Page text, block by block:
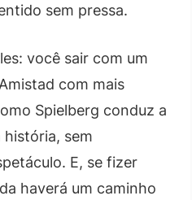
sem pressa.
você sair com um
com mais
Spielberg conduz a
sem
E, se fizer
haverá um caminho